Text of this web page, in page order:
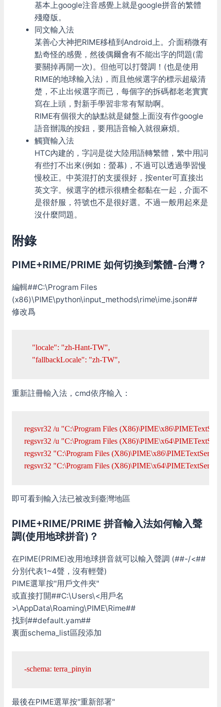
基本上google注音感覺上就是google拼音的繁體
殘廢版。
同文輸入法
某善心大神把RIME移植到Android上。介面稍微有
點奇怪的感覺，然後偶爾會有不能出字的問題(需
要關掉再開一次)。但他可以打聲調！(也是使用
RIME的地球輸入法)，而且他候選字的標示超級清
楚，不止出候選字而已，每個字的拆碼都老老實實
寫在上頭，對新手學習非常有幫助啊。
RIME有個很大的缺點就是鍵盤上面沒有作google
語音辦識的按鈕，要用語音輸入就很麻煩。
觸寶輸入法
HTC內建的，字詞是從大陸用語轉繁體，繁中用詞
有些打不出來(例如：螢幕)，不過可以透過學習慢
慢校正。中英混打的支援很好，按enter可直接出
英文字。候選字的標示很糟全都黏在一起，介面不
是很舒服，符號也不是很好選。不過一般用起來是
沒什麼問題。
附錄
PIME+RIME/PRIME 如何切換到繁體-台灣？
編輯##C:\Program Files
(x86)\PIME\python\input_methods\rime\ime.json##
修改爲
    "locale": "zh-Hant-TW",
    "fallbackLocale": "zh-TW",
重新註冊輸入法，cmd依序輸入：
regsvr32 /u "C:\Program Files
regsvr32 /u "C:\Program Files
regsvr32 "C:\Program Files
regsvr32 "C:\Program Files
即可看到輸入法已被改到臺灣地區
PIME+RIME/PRIME 拼音輸入法如何輸入聲
調(使用地球拼音)？
在PIME(PRIME)改用地球拼音就可以輸入聲調 (##-/<##
分別代表1~4聲，沒有輕聲)
PIME選單按"用戶文件夾"
或直接打開##C:\Users\<用戶名
>\AppData\Roaming\PIME\Rime##
找到##default.yam##
裏面schema_list區段添加
-schema: terra_pinyin
最後在PIME選單按"重新部署"